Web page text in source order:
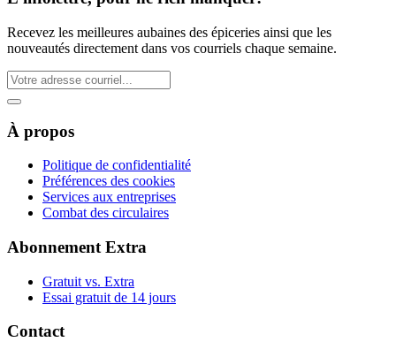
Recevez les meilleures aubaines des épiceries ainsi que les
nouveautés directement dans vos courriels chaque semaine.
À propos
Politique de confidentialité
Préférences des cookies
Services aux entreprises
Combat des circulaires
Abonnement Extra
Gratuit vs. Extra
Essai gratuit de 14 jours
Contact